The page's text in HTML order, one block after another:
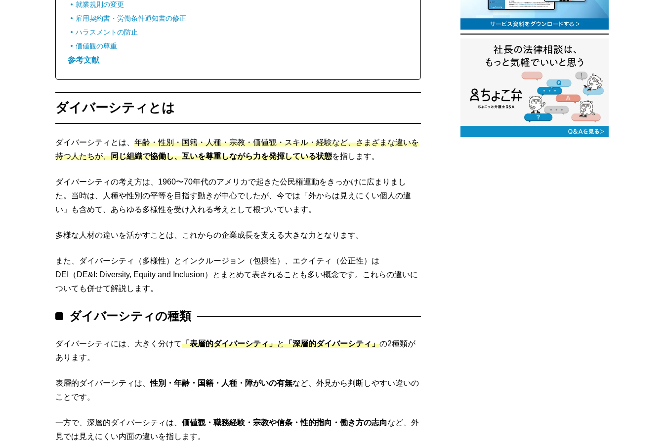
就業規則の変更
雇用契約書・労働条件通知書の修正
ハラスメントの防止
価値観の尊重
参考文献
ダイバーシティとは
ダイバーシティとは、 年齢・性別・国籍・人種・宗教・価値観・スキル・経験など、さまざまな違いを
持つ人たちが、同じ組織で協働し、互いを尊重しながら力を発揮している状態を指します。
ダイバーシティの考え方は、1960〜70年代のアメリカで起きた公民権運動をきっかけに広まりまし
た。当時は、人種や性別の平等を目指す動きが中心でしたが、今では「外からは見えにくい個人の違
い」も含めて、あらゆる多様性を受け入れる考えとして根づいています。
多様な人材の違いを活かすことは、これからの企業成長を支える大きな力となります。
また、ダイバーシティ（多様性）とインクルージョン（包摂性）、エクイティ（公正性）は
DEI（DE&I: Diversity, Equity and Inclusion）とまとめて表されることも多い概念です。これらの違いに
ついても併せて解説します。
ダイバーシティの種類
ダイバーシティには、大きく分けて「表層的ダイバーシティ」と「深層的ダイバーシティ」の2種類が
あります。
表層的ダイバーシティは、性別・年齢・国籍・人種・障がいの有無など、外見から判断しやすい違いの
ことです。
一方で、深層的ダイバーシティは、 価値観・職務経験・宗教や信条・性的指向・働き方の志向など、外
見では見えにくい内面の違いを指します。